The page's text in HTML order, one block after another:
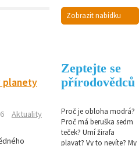
planety
Aktuality
Zobrazit nabídku
Zeptejte se
přírodovědců
Proč je obloha modrá?
Proč má beruška sedm
teček? Umí žirafa
plavat? Vy to nevíte? My